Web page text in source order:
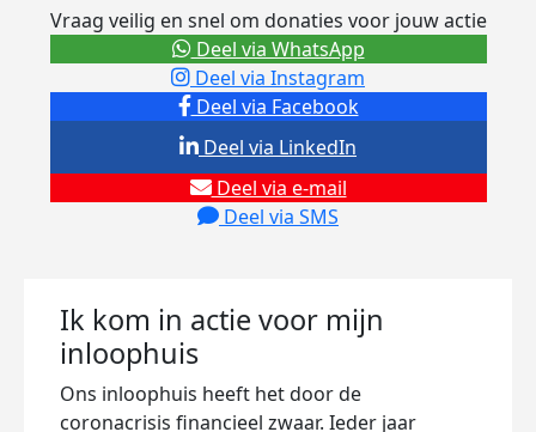
Vraag veilig en snel om donaties voor jouw actie
Deel via Facebook
Deel via Instagram
Deel via e-mail
Deel via SMS
Deel via LinkedIn
Deel via WhatsApp
Ik kom in actie voor mijn
inloophuis
Ons inloophuis heeft het door de
coronacrisis financieel zwaar. Ieder jaar